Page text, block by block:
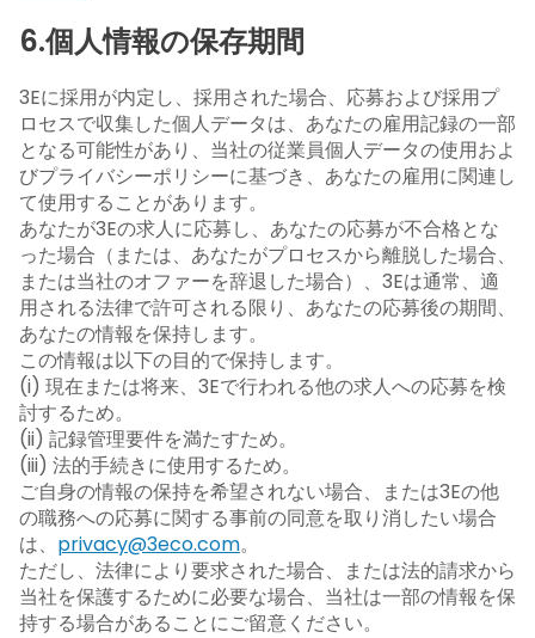
6.個人情報の保存期間
3Eに採用が内定し、採用された場合、応募および採用プ
ロセスで収集した個人データは、あなたの雇用記録の一部
となる可能性があり、当社の従業員個人データの使用およ
びプライバシーポリシーに基づき、あなたの雇用に関連し
て使用することがあります。
あなたが3Eの求人に応募し、あなたの応募が不合格とな
った場合（または、あなたがプロセスから離脱した場合、
または当社のオファーを辞退した場合）、3Eは通常、適
用される法律で許可される限り、あなたの応募後の期間、
あなたの情報を保持します。
この情報は以下の目的で保持します。
(i) 現在または将来、3Eで行われる他の求人への応募を検
討するため。
(ii) 記録管理要件を満たすため。
(iii) 法的手続きに使用するため。
ご自身の情報の保持を希望されない場合、または3Eの他
の職務への応募に関する事前の同意を取り消したい場合
は、 privacy@3eco.com。
ただし、法律により要求された場合、または法的請求から
当社を保護するために必要な場合、当社は一部の情報を保
持する場合があることにご留意ください。